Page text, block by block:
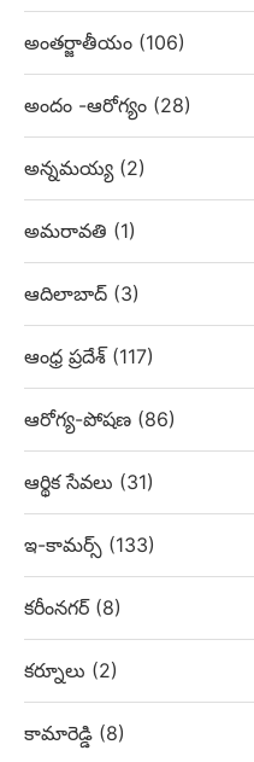
అంతర్జాతీయం (106)
అందం -ఆరోగ్యం (28)
అన్నమయ్య (2)
అమరావతి (1)
ఆదిలాబాద్ (3)
ఆంధ్ర ప్రదేశ్ (117)
ఆరోగ్య-పోషణ (86)
ఆర్థిక సేవలు (31)
ఇ-కామర్స్ (133)
కరీంనగర్ (8)
కర్నూలు (2)
కామారెడ్డి (8)